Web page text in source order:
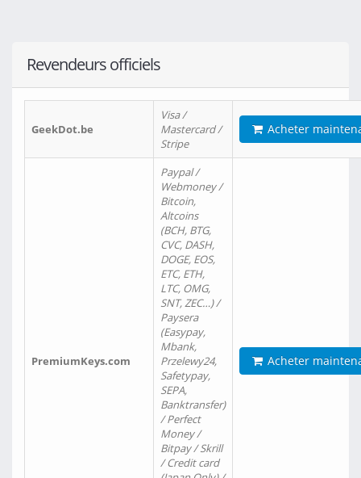
Revendeurs officiels
GeekDot.be
Visa /
Mastercard /
Stripe
Acheter
PremiumKeys.com
Paypal /
Webmoney /
Bitcoin,
Altcoins
(BCH, BTG,
CVC, DASH,
DOGE, EOS,
ETC, ETH,
LTC, OMG,
SNT, ZEC…) /
Paysera
(Easypay,
Mbank,
Przelewy24,
Safetypay,
SEPA,
Banktransfer)
/ Perfect
Money /
Bitpay / Skrill
/ Credit card
Acheter